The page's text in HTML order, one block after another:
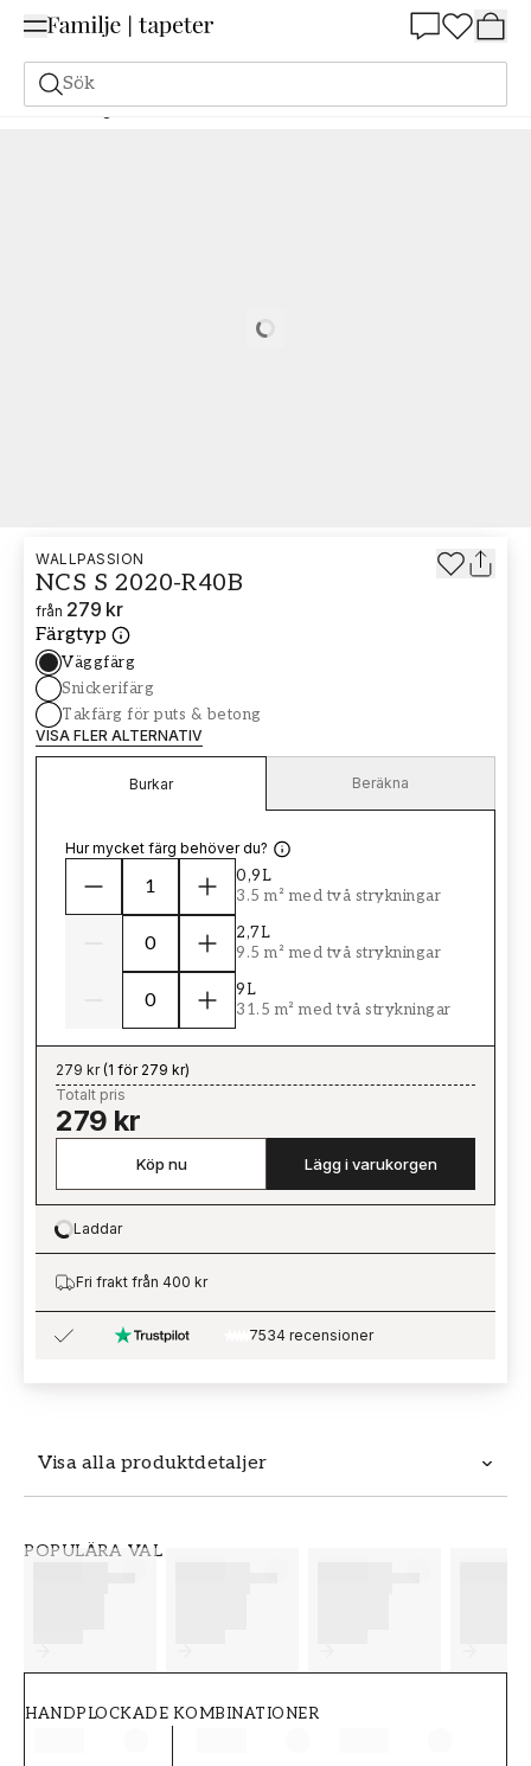
Sök
Målarfärg Beställ utifrån NCS Beställ utifrån NCS 2020-R40B
Loading…
Visa alla produktdetaljer
POPULÄRA VAL
HANDPLOCKADE KOMBINATIONER
WALLPASSION
NCS S 2020-R40B
från 279 kr
Färgtyp
Väggfärg
Snickerifärg
Takfärg för puts & betong
VISA FLER ALTERNATIV
Burkar Beräkna
Hur mycket färg behöver du?
0,9L
3.5 m² med två strykningar
2,7L
9.5 m² med två strykningar
9L
31.5 m² med två strykningar
279 kr(1 för 279 kr)
Totalt pris
279 kr
Köp nu Lägg i varukorgen
Loading…
Laddar
Fri frakt från 400 kr
7534 recensioner